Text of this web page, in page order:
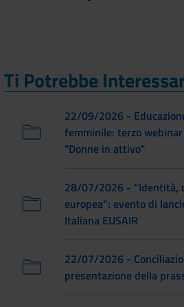
Ti Potrebbe
22/09/2026 -
femminile: terzo
"Donne in attivo"
28/07/2026 - “Identità,
europea”: evento di
Italiana EUSAIR
22/07/2026 -
presentazione della